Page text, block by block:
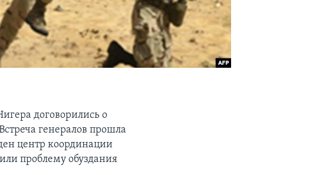
договорились о
генералов прошла
центр координации
проблему обуздания